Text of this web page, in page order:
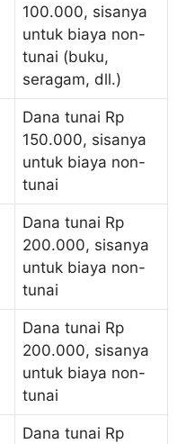
100.000, sisanya
untuk biaya non-
tunai (buku,
seragam, dll.)
Dana tunai Rp
150.000, sisanya
untuk biaya non-
tunai
Dana tunai Rp
200.000, sisanya
untuk biaya non-
tunai
Dana tunai Rp
200.000, sisanya
untuk biaya non-
tunai
Dana tunai Rp